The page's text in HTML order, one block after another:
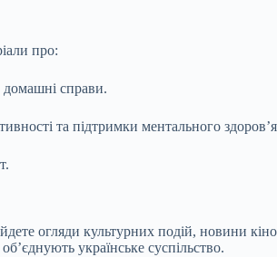
про:
домашні справи.
та підтримки ментального
огляди культурних подій, новини
українське суспільство.